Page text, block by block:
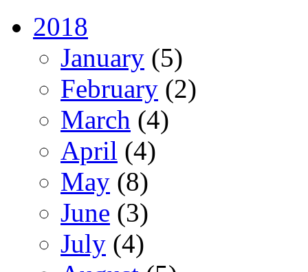
2018
January (5)
February (2)
March (4)
April (4)
May (8)
June (3)
July (4)